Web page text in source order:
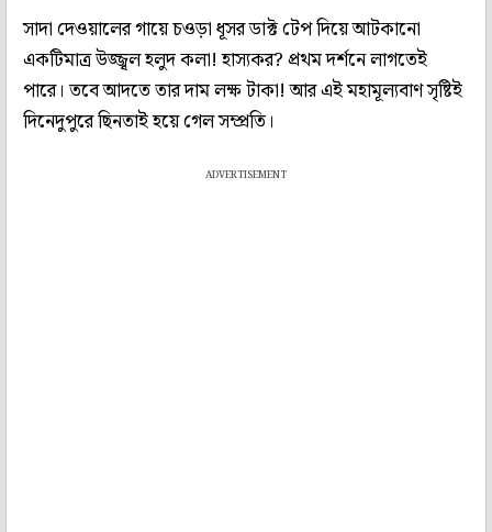
সাদা দেওয়ালের গায়ে চওড়া ধূসর ডাক্ট টেপ দিয়ে আটকানো
একটিমাত্র উজ্জ্বল হলুদ কলা! হাস্যকর? প্রথম দর্শনে লাগতেই
পারে। তবে আদতে তার দাম লক্ষ টাকা! আর এই মহামূল্যবাণ সৃষ্টিই
দিনেদুপুরে ছিনতাই হয়ে গেল সম্প্রতি।
ADVERTISEMENT